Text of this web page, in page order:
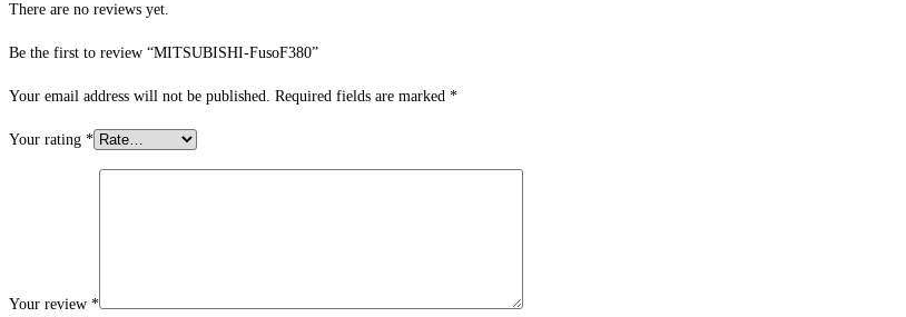
There are no reviews yet.
Be the first to review “MITSUBISHI-FusoF380”
Your email address will not be published. Required fields are marked *
Your rating *
Your review *